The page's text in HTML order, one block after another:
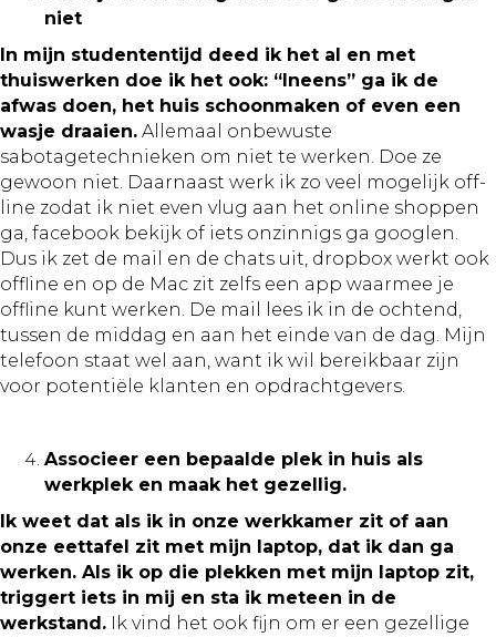
niet
In mijn studententijd deed ik het al en met
thuiswerken doe ik het ook: “Ineens” ga ik de
afwas doen, het huis schoonmaken of even een
wasje draaien. Allemaal onbewuste
sabotagetechnieken om niet te werken. Doe ze
gewoon niet. Daarnaast werk ik zo veel mogelijk off-
line zodat ik niet even vlug aan het online shoppen
ga, facebook bekijk of iets onzinnigs ga googlen.
Dus ik zet de mail en de chats uit, dropbox werkt ook
offline en op de Mac zit zelfs een app waarmee je
offline kunt werken. De mail lees ik in de ochtend,
tussen de middag en aan het einde van de dag. Mijn
telefoon staat wel aan, want ik wil bereikbaar zijn
voor potentiële klanten en opdrachtgevers.
Associeer een bepaalde plek in huis als
werkplek en maak het gezellig.
Ik weet dat als ik in onze werkkamer zit of aan
onze eettafel zit met mijn laptop, dat ik dan ga
werken. Als ik op die plekken met mijn laptop zit,
triggert iets in mij en sta ik meteen in de
werkstand. Ik vind het ook fijn om er een gezellige